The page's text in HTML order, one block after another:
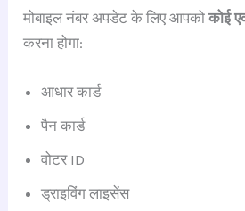
मोबाइल नंबर अपडेट के लिए आपकोकोई
करना होगा:
आधार कार्ड
पैन कार्ड
वोटर ID
ड्राइविंग लाइसेंस